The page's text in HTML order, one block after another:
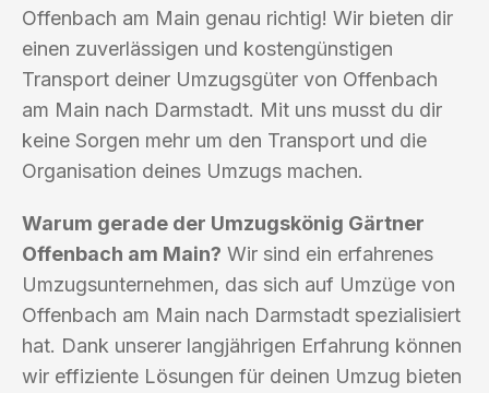
Offenbach am Main genau richtig! Wir bieten dir
einen zuverlässigen und kostengünstigen
Transport deiner Umzugsgüter von Offenbach
am Main nach Darmstadt. Mit uns musst du dir
keine Sorgen mehr um den Transport und die
Organisation deines Umzugs machen.
Warum gerade der Umzugskönig Gärtner
Offenbach am Main? Wir sind ein erfahrenes
Umzugsunternehmen, das sich auf Umzüge von
Offenbach am Main nach Darmstadt spezialisiert
hat. Dank unserer langjährigen Erfahrung können
wir effiziente Lösungen für deinen Umzug bieten